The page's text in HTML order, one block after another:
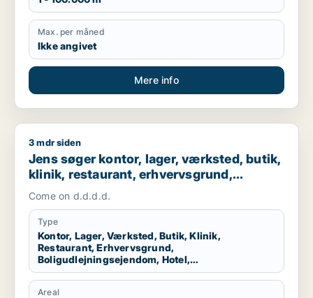
Max. per måned
Ikke angivet
Mere info
Jens søger kontor, lager, værksted, butik, klinik,
3 mdr siden
Jens søger kontor, lager, værksted, butik,
klinik, restaurant, erhvervsgrund,
boligudlejningsejendom, hotel,
Dragør
Come on d.d.d.d.
Type
Kontor, Lager, Værksted, Butik, Klinik,
Restaurant, Erhvervsgrund,
Boligudlejningsejendom, Hotel,
Produktionslokaler, Garage
Areal